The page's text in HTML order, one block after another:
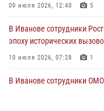
09 июля 2026, 12:40 5
В Иванове сотрудники
эпоху исторических
10 июля 2026, 07:28 1
В Иванове сотрудники